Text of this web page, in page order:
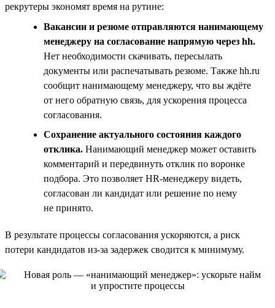
рекрутеры экономят время на рутине:
Вакансии и резюме отправляются нанимающему
менеджеру на согласование напрямую через hh.
Нет необходимости скачивать, пересылать
документы или распечатывать резюме. Также hh.ru
сообщит нанимающему менеджеру, что вы ждёте
от него обратную связь, для ускорения процесса
согласования.
Сохранение актуального состояния каждого
отклика. Нанимающий менеджер может оставить
комментарий и передвинуть отклик по воронке
подбора. Это позволяет HR-менеджеру видеть,
согласован ли кандидат или решение по нему
не принято.
В результате процессы согласования ускоряются, а риск
потери кандидатов из-за задержек сводится к минимуму.